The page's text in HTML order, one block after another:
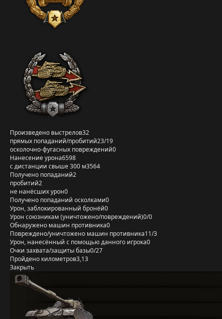
Произведено выстрелов32
прямых попаданий/пробитий23/19
осколочно-фугасных повреждений0
Нанесение урона6598
с дистанции свыше 300 м3564
Получено попаданий2
пробитий2
не нанёсших урон0
Получено попаданий осколками0
Урон, заблокированный бронёй0
Урон союзникам (уничтожено/повреждений)0/0
Обнаружено машин противника0
Повреждено/уничтожено машин противника11/3
Урон, нанесённый с помощью данного игрока0
Очки захвата/защиты базы0/27
Пройдено километров3,13
Закрыть